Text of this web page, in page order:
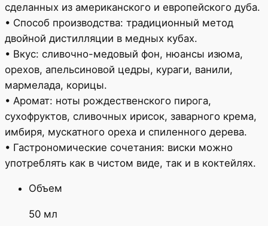
сделанных из американского и европейского дуба.
• Способ производства: традиционный метод
двойной дистилляции в медных кубах.
• Вкус: сливочно-медовый фон, нюансы изюма,
орехов, апельсиновой цедры, кураги, ванили,
мармелада, корицы.
• Аромат: ноты рождественского пирога,
сухофруктов, сливочных ирисок, заварного крема,
имбиря, мускатного ореха и спиленного дерева.
• Гастрономические сочетания: виски можно
употреблять как в чистом виде, так и в коктейлях.
Объем
50 мл